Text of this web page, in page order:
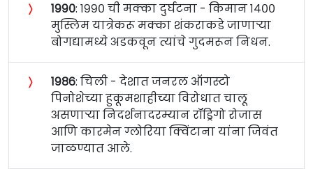
〉 १९९०: १९९० ची मक्का दुर्घटना - किमान १४००
मुस्लिम यात्रेकरू मक्का शंकराकडे जाणाऱ्या
बोगद्यामध्ये अडकवून त्यांचे गुदमरून निधन.
〉 १९८६: चिली - देशात जनरल ऑगस्टो
पिनोशेच्या हुकूमशाहीच्या विरोधात चालू
असणाऱ्या निदर्शनादरम्यान रॉड्रिगो रोजास
आणि कारमेन ग्लोरिया क्विंटाना यांना जिवंत
जाळण्यात आले.